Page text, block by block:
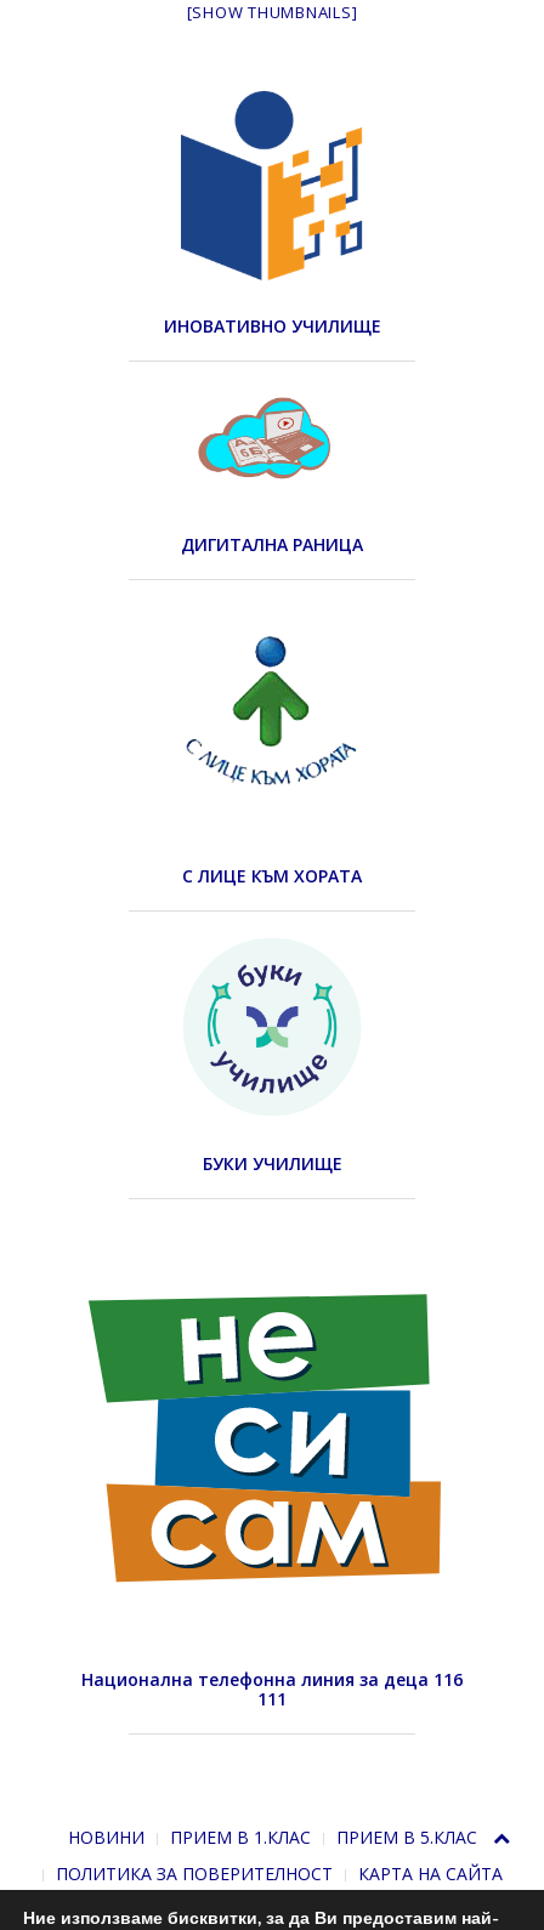
[SHOW THUMBNAILS]
ИНОВАТИВНО УЧИЛИЩЕ
ДИГИТАЛНА РАНИЦА
С ЛИЦЕ КЪМ ХОРАТА
БУКИ УЧИЛИЩЕ
Национална телефонна линия за деца 116
111
НОВИНИ ПРИЕМ В 1.КЛАС
ПРИЕМ В 5.КЛАС
ПОЛИТИКА ЗА ПОВЕРИТЕЛНОСТ
КАРТА НА САЙТА
Ние използваме бисквитки, за да Ви предоставим най-